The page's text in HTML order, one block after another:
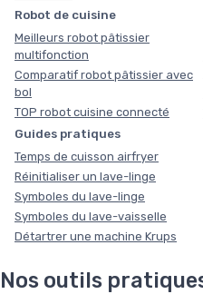
Robot de cuisine
Meilleurs robot pâtissier
multifonction
Comparatif robot pâtissier avec
bol
TOP robot cuisine connecté
Guides pratiques
Temps de cuisson airfryer
Réinitialiser un lave-linge
Symboles du lave-linge
Symboles du lave-vaisselle
Détartrer une machine Krups
Nos outils